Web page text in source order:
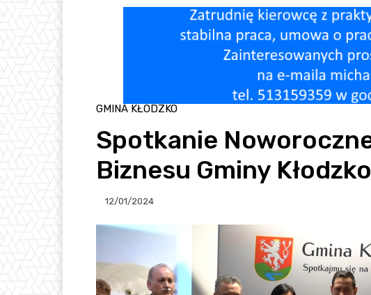
GMINA KŁODZKO
Spotkanie
Biznesu Gminy Kłodzko
12/01/2024